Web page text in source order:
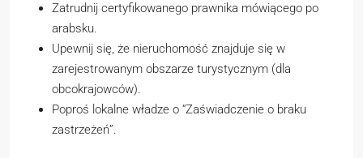
Zatrudnij certyfikowanego prawnika mówiącego po
arabsku.
Upewnij się, że nieruchomość znajduje się w
zarejestrowanym obszarze turystycznym (dla
obcokrajowców).
Poproś lokalne władze o “Zaświadczenie o braku
zastrzeżeń”.